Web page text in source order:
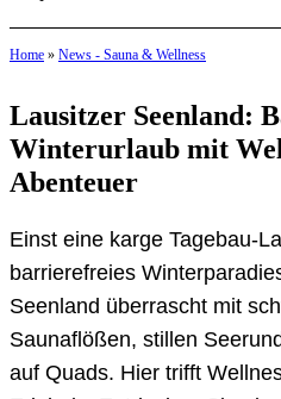
Home » News - Sauna & Wellness
Lausitzer Seenland:
Winterurlaub mit
Abenteuer
Einst eine karge Tagebau-
barrierefreies
Seenland überrascht mit
Saunaflößen, stillen
auf Quads. Hier trifft